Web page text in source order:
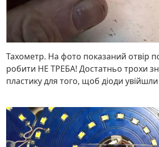
Тахометр. На фото показаний отвір
робити НЕ ТРЕБА! Достатньо трохи
пластику для того, щоб діоди